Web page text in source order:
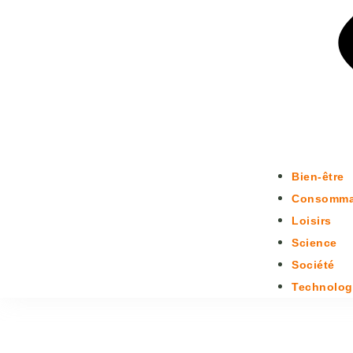
Bien-être
Loisirs
Science
Société